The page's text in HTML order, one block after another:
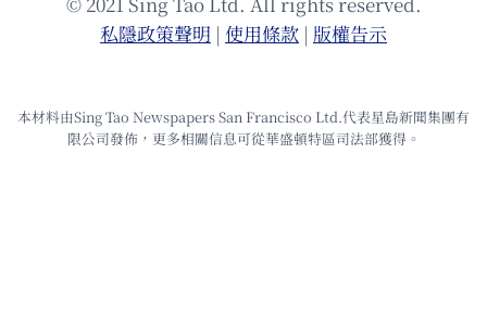
私隱政策聲明 | 使⽤條款 | 版權告⽰
本材料由Sing Tao Newspapers San Francisco Ltd.代表星島新聞集團有
限公司發佈，更多相關信息可從華盛頓特區司法部獲得。